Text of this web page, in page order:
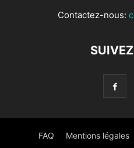
Contactez-nous:
FAQ Mentions légales